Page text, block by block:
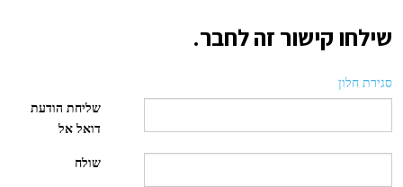
שילחו קישור זה לחבר.
סגירת חלון
שליחת הודעת
דואל אל
שולח